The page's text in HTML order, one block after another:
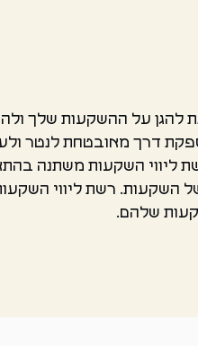
להגן על ההשקעות
דרך מאובטחת לנטר
ליווי השקעות משתנה
של השקעות. רשת ליווי
שלהם.